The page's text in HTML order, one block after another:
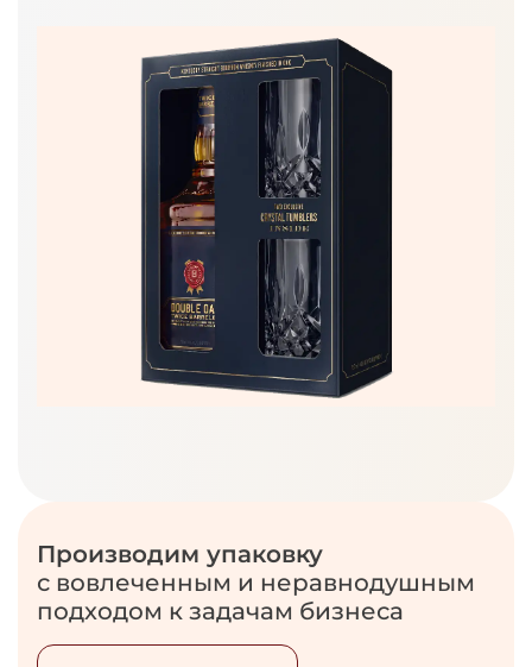
Производим упаковку
с вовлеченным и неравнодушным
подходом к задачам бизнеса